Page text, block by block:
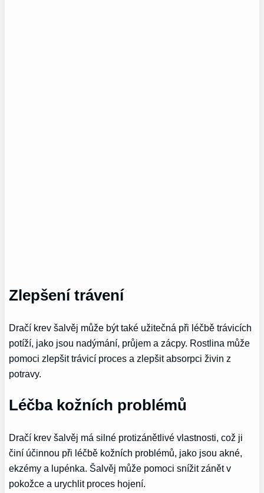
Zlepšení trávení
Dračí krev šalvěj může být také užitečná při léčbě trávicích
potíží, jako jsou nadýmání, průjem a zácpy. Rostlina může
pomoci zlepšit trávicí proces a zlepšit absorpci živin z
potravy.
Léčba kožních problémů
Dračí krev šalvěj má silné protizánětlivé vlastnosti, což ji
činí účinnou při léčbě kožních problémů, jako jsou akné,
ekzémy a lupénka. Šalvěj může pomoci snížit zánět v
pokožce a urychlit proces hojení.